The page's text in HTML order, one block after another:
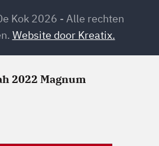
Kok 2026 - Alle rechten
Website door Kreatix.
2022 Magnum